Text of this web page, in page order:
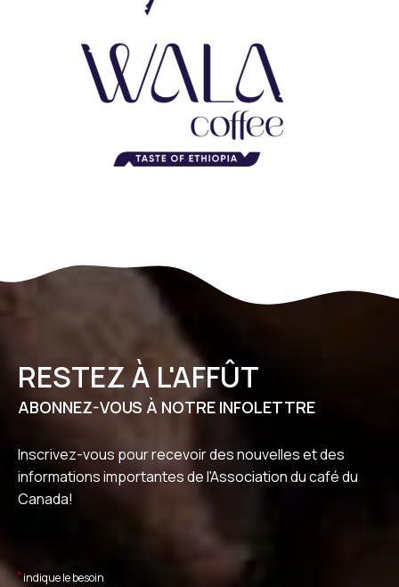
RESTEZ À L'AFFÛT
ABONNEZ-VOUS À NOTRE INFOLETTRE
Inscrivez-vous pour recevoir des nouvelles et des
informations importantes de l'Association du café du
Canada!
* indique le besoin